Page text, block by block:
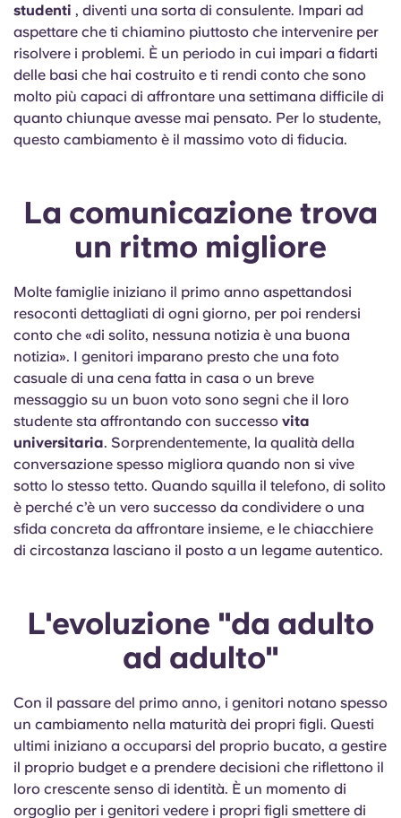
studenti , diventi una sorta di consulente. Impari ad
aspettare che ti chiamino piuttosto che intervenire per
risolvere i problemi. È un periodo in cui impari a fidarti
delle basi che hai costruito e ti rendi conto che sono
molto più capaci di affrontare una settimana difficile di
quanto chiunque avesse mai pensato. Per lo studente,
questo cambiamento è il massimo voto di fiducia.
La comunicazione trova
un ritmo migliore
Molte famiglie iniziano il primo anno aspettandosi
resoconti dettagliati di ogni giorno, per poi rendersi
conto che «di solito, nessuna notizia è una buona
notizia». I genitori imparano presto che una foto
casuale di una cena fatta in casa o un breve
messaggio su un buon voto sono segni che il loro
studente sta affrontando con successo vita
universitaria. Sorprendentemente, la qualità della
conversazione spesso migliora quando non si vive
sotto lo stesso tetto. Quando squilla il telefono, di solito
è perché c’è un vero successo da condividere o una
sfida concreta da affrontare insieme, e le chiacchiere
di circostanza lasciano il posto a un legame autentico.
L'evoluzione "da adulto
ad adulto"
Con il passare del primo anno, i genitori notano spesso
un cambiamento nella maturità dei propri figli. Questi
ultimi iniziano a occuparsi del proprio bucato, a gestire
il proprio budget e a prendere decisioni che riflettono il
loro crescente senso di identità. È un momento di
orgoglio per i genitori vedere i propri figli smettere di